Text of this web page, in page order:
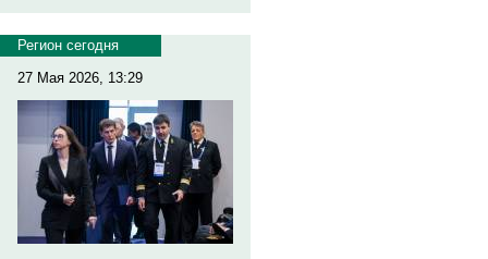
Регион сегодня
27 Мая 2026, 13:29